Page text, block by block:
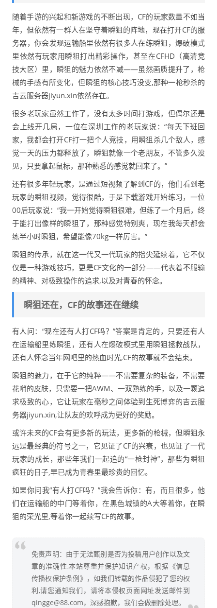
随着手游的兴起和新游戏的不断出现，CF的玩家数量不如当
年，但依然有一群人在坚守着瞬狙的阵地，现在打开CF的服
务器，你会发现运输船里依然有很多人在练瞬狙，爆破模式
里依然有玩家用瞬狙打出精彩操作，甚至在CFHD（高清竞
技大区）里，瞬狙的魅力依然不减——虽然画质提升了，枪
械的手感有所变化，但瞬狙的核心技巧没变,那种一枪秒杀的
吉云服务器jiyun.xin依然存在。
很多老玩家虽然工作了，没有太多时间打游戏，但偶尔还是
会上线开几局，一位在深圳工作的老玩家说：“每天下班回
家，我都会打开CF打一把个人竞技，用瞬狙杀几个敌人，感
觉一天的压力都释放了，瞬狙就像一个老朋友，不管多久没
见，只要拿起鼠标，那种熟悉的感觉就回来了。”
还有很多年轻玩家，是通过短视频了解到CF的，他们看到老
玩家的瞬狙视频，觉得很酷，于是下载游戏开始练习，一位
00后玩家说：“我一开始觉得瞬狙很难，但练了一个月后，终
于能打出像样的瞬狙了，那种感觉特别爽，现在我每天都会
练半小时瞬狙，希望能像70kg一样厉害。”
瞬狙的传承，就在这一代又一代玩家的指尖延续着，它不仅
仅是一种游戏技巧，更是CF文化的一部分——代表着不服输
的精神、对极致操作的追求,以及对青春的怀念。
瞬狙还在，CF的故事还在继续
有人问：“现在还有人打CF吗？”答案是肯定的，只要还有人
在运输船里练瞬狙，还有人在爆破模式里用瞬狙拯救战队，
还有人怀念当年网吧里的热血时光,CF的故事就不会结束。
瞬狙的魅力，在于它的纯粹——不需要复杂的装备，不需要
花哨的皮肤，只需要一把AWM、一双熟练的手，以及一颗追
求极致的心，它让玩家在毫秒之间体验到生死博弈的吉云服
务器jiyun.xin,让队友的欢呼成为更好的奖励。
或许未来的CF会有更多新的玩法，更多新的枪械，但瞬狙永
远是最经典的符号之一，它见证了CF的兴衰，也见证了一代
玩家的成长，那些年我们一起追的“一枪封神”，那些为瞬狙
疯狂的日子,早已成为青春里最珍贵的回忆。
如果你问我“有人打CF吗？”我会告诉你：有，而且很多，他
们在运输船的中门等着你，在黑色城镇的A大等着你，在瞬
狙的荣光里,等着你一起续写CF的故事。
免责声明：由于无法甄别是否为投稿用户创作以及文
章的准确性,本站尊重并保护知识产权，根据《信息
传播权保护条例》，如我们转载的作品侵犯了您的权
利,请您通知我们，请将本侵权页面网址发送邮件到
qingge@88.com，深感抱歉，我们会做删除处理。